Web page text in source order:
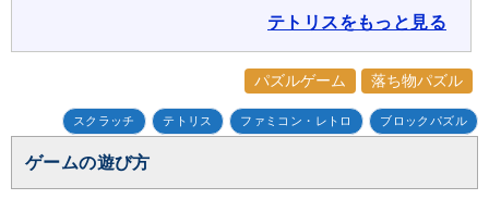
テトリスをもっと見る
パズルゲーム 落ち物パズル
スクラッチ テトリス ファミコン・レトロ ブロックパズル
ゲームの遊び方